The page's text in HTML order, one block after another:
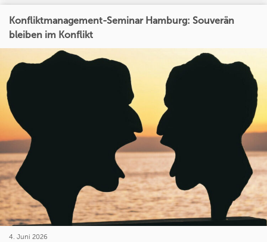
Konfliktmanagement-Seminar Hamburg: Souverän
bleiben im Konflikt
4. Juni 2026